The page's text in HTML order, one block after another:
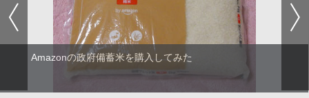
Amazonの政府備蓄米を購入してみた